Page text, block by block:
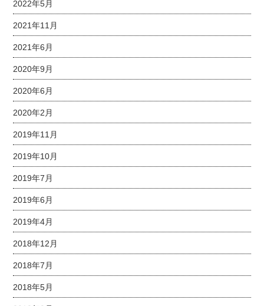
2022年5月
2021年11月
2021年6月
2020年9月
2020年6月
2020年2月
2019年11月
2019年10月
2019年7月
2019年6月
2019年4月
2018年12月
2018年7月
2018年5月